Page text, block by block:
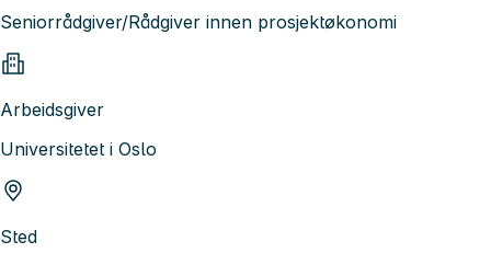
Seniorrådgiver/Rådgiver innen prosjektøkonomi
Arbeidsgiver
Universitetet i Oslo
Sted